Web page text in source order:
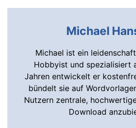
Michael
Michael ist ein
Hobbyist und spezialisiert
Jahren entwickelt er
bündelt sie auf
Nutzern zentrale,
Download